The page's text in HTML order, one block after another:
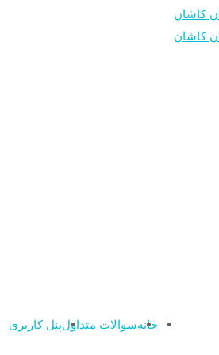
خانهسوالات متداولپنل کاربری